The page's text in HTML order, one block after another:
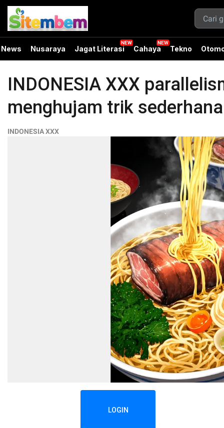
News Nusaraya Jagat Literasi Cahaya Tekno
INDONESIA XXX
menghujam trik
INDONESIA XXX
LOGIN